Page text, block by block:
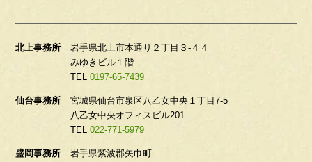
北上事務所
岩手県北上市本通り２丁目３-４４
みゆきビル１階
TEL 0197-65-7439
仙台事務所
宮城県仙台市泉区八乙女中央１丁目7-5
八乙女中央オフィスビル201
TEL 022-771-5979
盛岡事務所
岩手県紫波郡矢巾町